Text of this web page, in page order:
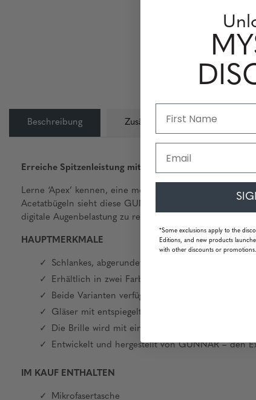
Beschreibung Zusätzliche Information
Erreiche Spitzenleistung mit Stil mit Apex, einer
Lerne ‘Apex’ kennen, eine modische neue
Acetatbügeln sieht diese GUNNAR-Computerbrille
digitale Augenbelastung zu reduzieren und blaues Licht
HAUPTMERKMALE
Schlankes, abgerundetes Edelstahlgestell mit
Erhältlich in zwei Farbvarianten: Gold/Marmor
Beide Varianten verfügbar mit Clear-Gläsern
Gläser mit entspiegelter und schmutzabweisender
Die Brille wird mit einem GUNNAR-Tuch, einem
Entwickelt und hergestellt von GUNNAR – den
IM KAUF ENTHALTEN
Mikrofasertasche
*Some exclusions apply to the
Editions, and new products
with other discounts or